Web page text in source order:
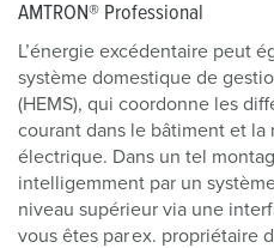
h
AMTRON® Professional
L’énergie excédentaire peut
système domestique de
(HEMS), qui coordonne les
courant dans le bâtiment et la
électrique. Dans un tel
intelligemment par un
niveau supérieur via une
vous êtes par ex. propriétaire